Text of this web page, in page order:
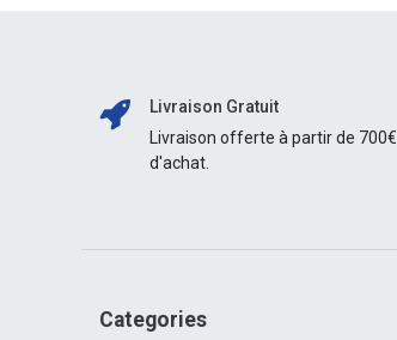
Livraison Gratuit
Livraison offerte à partir de 700€
d'achat.
Categories